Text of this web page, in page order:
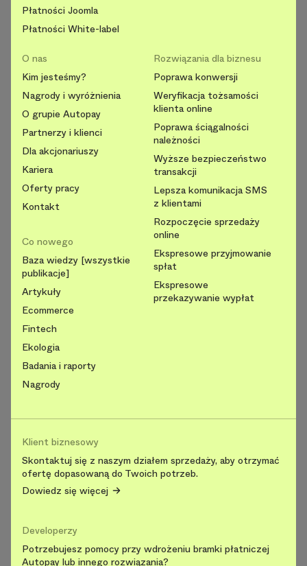
Płatności Joomla
Płatności White-label
O nas
Kim jesteśmy?
Nagrody i wyróżnienia
O grupie Autopay
Partnerzy i klienci
Dla akcjonariuszy
Kariera
Oferty pracy
Kontakt
Co nowego
Baza wiedzy [wszystkie
publikacje]
Artykuły
Ecommerce
Fintech
Ekologia
Badania i raporty
Nagrody
Rozwiązania dla biznesu
Poprawa konwersji
Weryfikacja tożsamości
klienta online
Poprawa ściągalności
należności
Wyższe bezpieczeństwo
transakcji
Lepsza komunikacja SMS
z klientami
Rozpoczęcie sprzedaży
online
Ekspresowe przyjmowanie
spłat
Ekspresowe
przekazywanie wypłat
Klient biznesowy
Skontaktuj się z naszym działem sprzedaży, aby otrzymać
ofertę dopasowaną do Twoich potrzeb.
Dowiedz się więcej
Developerzy
Potrzebujesz pomocy przy wdrożeniu bramki płatniczej
Autopay lub innego rozwiązania?